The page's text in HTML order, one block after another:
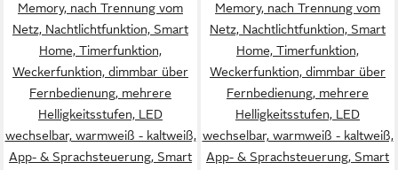
Memory, nach Trennung vom
Netz, Nachtlichtfunktion, Smart
Home, Timerfunktion,
Weckerfunktion, dimmbar über
Fernbedienung, mehrere
Helligkeitsstufen, LED
wechselbar, warmweiß - kaltweiß,
App- & Sprachsteuerung, Smart
Memory, nach Trennung vom
Netz, Nachtlichtfunktion, Smart
Home, Timerfunktion,
Weckerfunktion, dimmbar über
Fernbedienung, mehrere
Helligkeitsstufen, LED
wechselbar, warmweiß - kaltweiß,
App- & Sprachsteuerung, Smart